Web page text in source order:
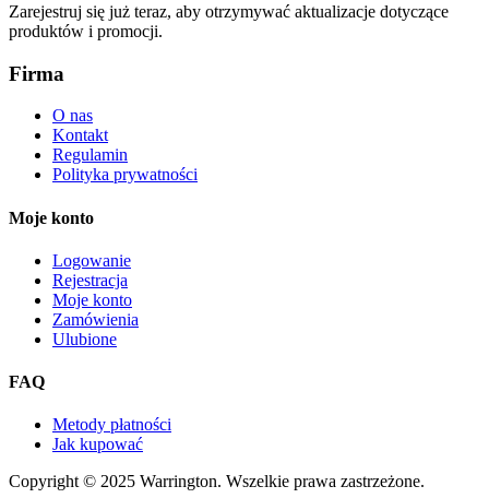
Zarejestruj się już teraz, aby otrzymywać aktualizacje dotyczące
produktów i promocji.
Firma
O nas
Kontakt
Regulamin
Polityka prywatności
Moje konto
Logowanie
Rejestracja
Moje konto
Zamówienia
Ulubione
FAQ
Metody płatności
Jak kupować
Copyright © 2025 Warrington. Wszelkie prawa zastrzeżone.